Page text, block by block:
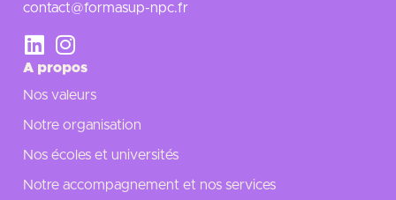
contact@formasup-npc.fr
A propos
Nos valeurs
Notre organisation
Nos écoles et universités
Notre accompagnement et nos services